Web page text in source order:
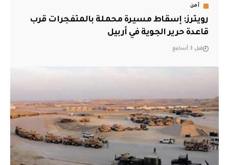
أمن
رويترز: إسقاط مسيرة محملة بالمتفجرات قرب
قاعدة حرير الجوية في أربيل
قبل 3 أسابيع